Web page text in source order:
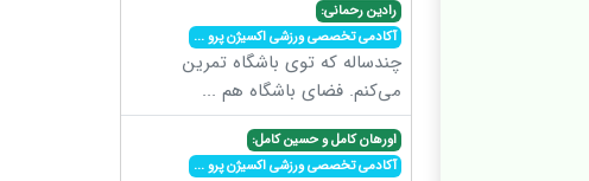
رادین رحمانی:
آکادمی تخصصی ورزشی اکسیژن پرو...
چندساله که توی باشگاه تمرین
می‌کنم. فضای باشگاه هم ...
اورهان کامل و حسین کامل:
آکادمی تخصصی ورزشی اکسیژن پرو...